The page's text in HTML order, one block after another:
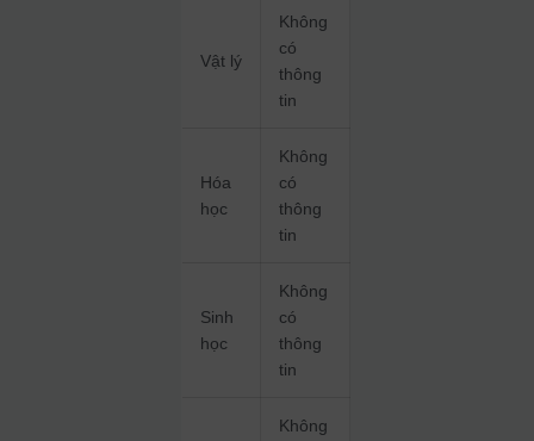
Vật lý
Không
có
thông
tin
Hóa
học
Không
có
thông
tin
Sinh
học
Không
có
thông
tin
Không